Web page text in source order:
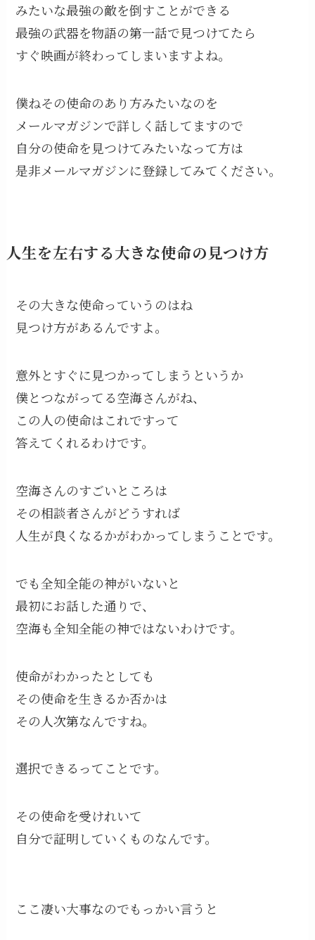
みたいな最強の敵を倒すことができる
最強の武器を物語の第一話で見つけてたら
すぐ映画が終わってしまいますよね。
僕ねその使命のあり方みたいなのを
メールマガジンで詳しく話してますので
自分の使命を見つけてみたいなって方は
是非メールマガジンに登録してみてください。
人生を左右する大きな使命の見つけ方
その大きな使命っていうのはね
見つけ方があるんですよ。
意外とすぐに見つかってしまうというか
僕とつながってる空海さんがね、
この人の使命はこれですって
答えてくれるわけです。
空海さんのすごいところは
その相談者さんがどうすれば
人生が良くなるかがわかってしまうことです。
でも全知全能の神がいないと
最初にお話した通りで、
空海も全知全能の神ではないわけです。
使命がわかったとしても
その使命を生きるか否かは
その人次第なんですね。
選択できるってことです。
その使命を受けれいて
自分で証明していくものなんです。
ここ凄い大事なのでもっかい言うと